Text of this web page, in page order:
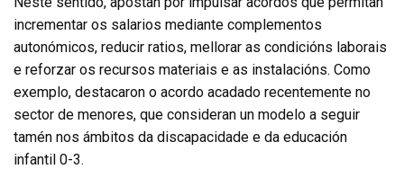
incrementar os salarios mediante complementos
autonómicos, reducir ratios, mellorar as condicións laborais
e reforzar os recursos materiais e as instalacións. Como
exemplo, destacaron o acordo acadado recentemente no
sector de menores, que consideran un modelo a seguir
tamén nos ámbitos da discapacidade e da educación
infantil 0-3.